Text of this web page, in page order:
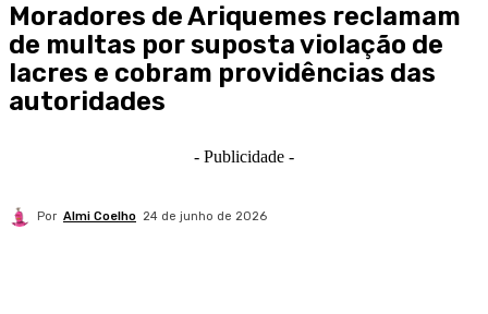
Moradores de Ariquemes reclamam
de multas por suposta violação de
lacres e cobram providências das
autoridades
- Publicidade -
Por Almi Coelho 24 de junho de 2026